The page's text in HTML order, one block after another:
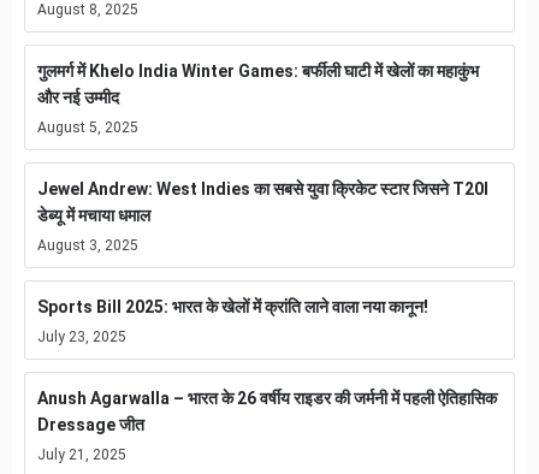
August 8, 2025
गुलमर्ग में Khelo India Winter Games: बर्फीली घाटी में खेलों का महाकुंभ
और नई उम्मीद
August 5, 2025
Jewel Andrew: West Indies का सबसे युवा क्रिकेट स्टार जिसने T20I
डेब्यू में मचाया धमाल
August 3, 2025
Sports Bill 2025: भारत के खेलों में क्रांति लाने वाला नया कानून!
July 23, 2025
Anush Agarwalla – भारत के 26 वर्षीय राइडर की जर्मनी में पहली ऐतिहासिक
Dressage जीत
July 21, 2025